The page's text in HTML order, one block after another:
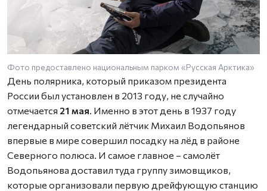
Фото предоставлено национальным парком «Русская Арктика»
День полярника, который приказом президента
России был установлен в 2013 году, не случайно
отмечается 21 мая. Именно в этот день в 1937 году
легендарный советский лётчик Михаил Водопьянов
впервые в мире совершил посадку на лёд в районе
Северного полюса. И самое главное – самолёт
Водопьянова доставил туда группу зимовщиков,
которые организовали первую дрейфующую станцию